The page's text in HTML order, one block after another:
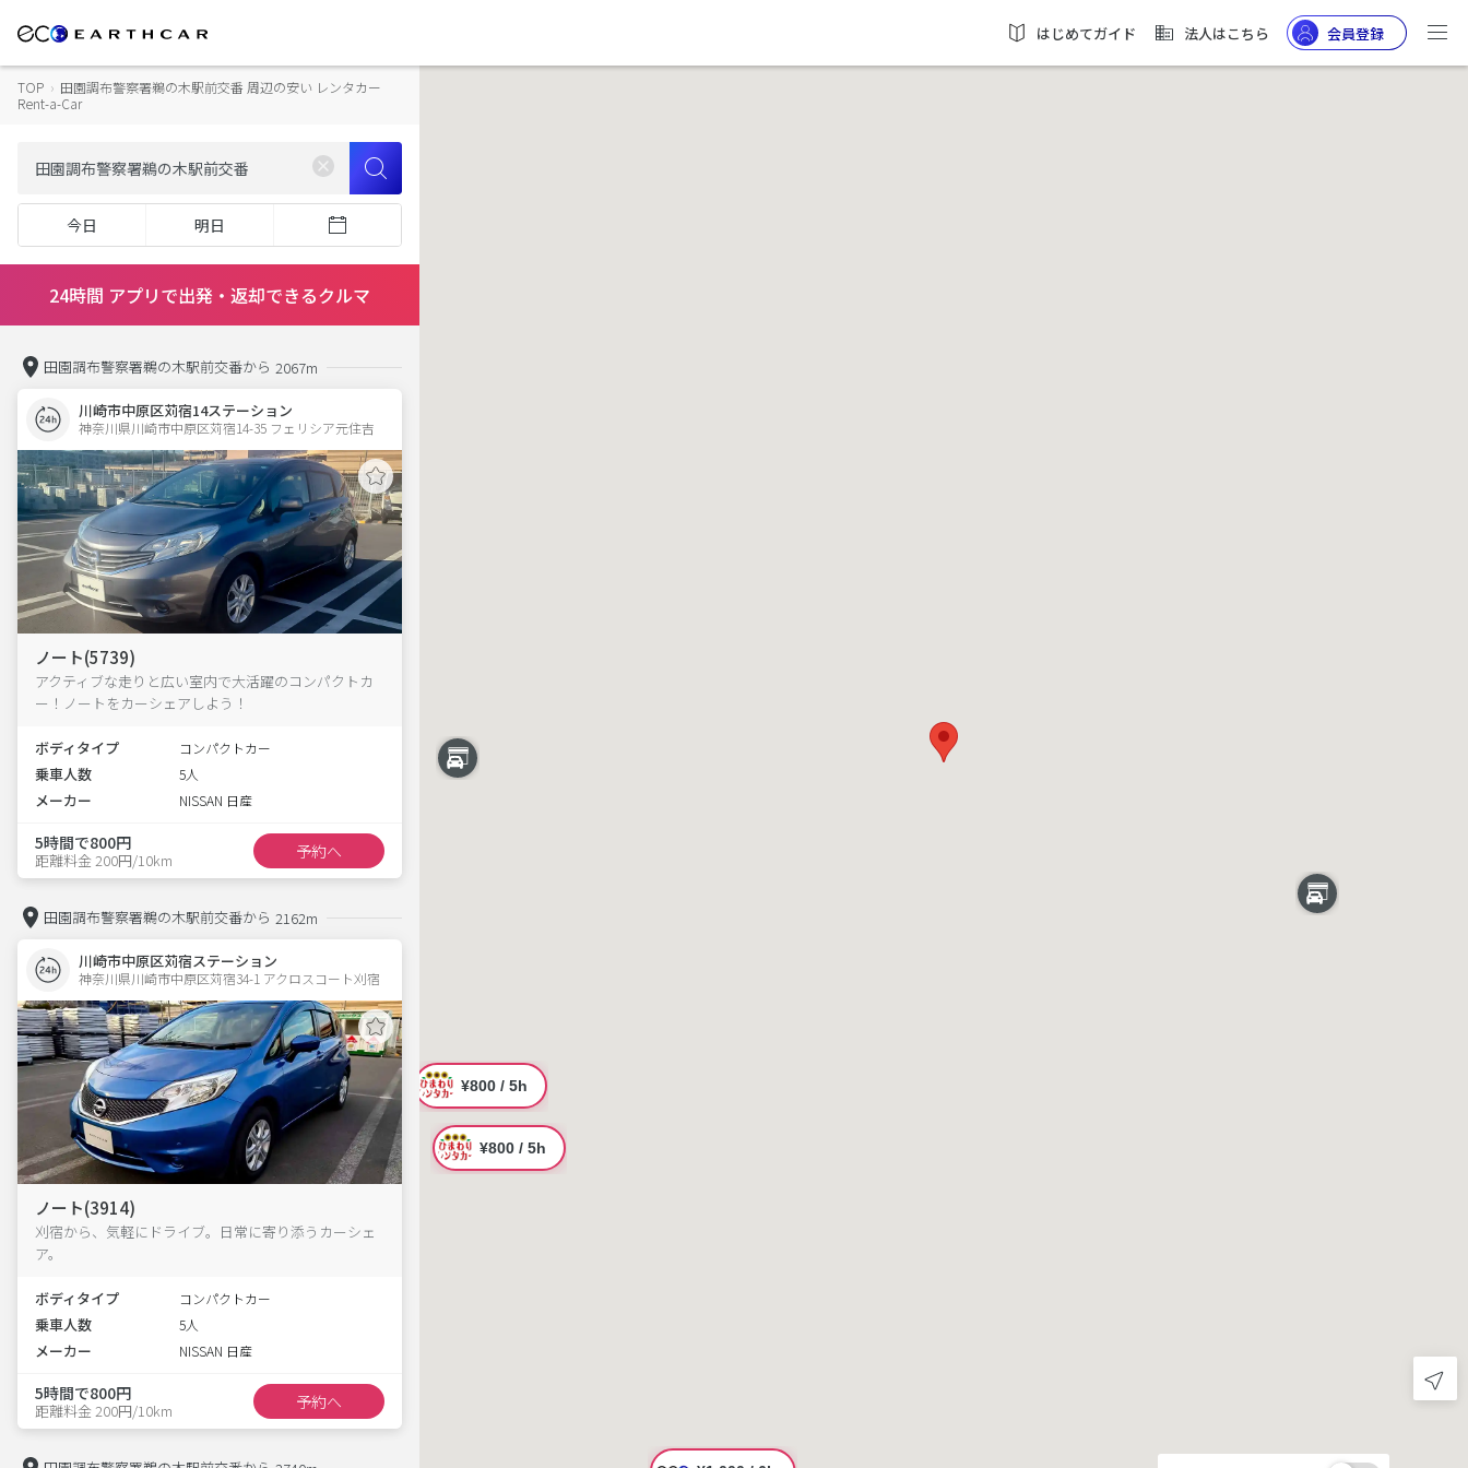
はじめてガイド 法人はこちら 会員登録
TOP › 田園調布警察署鵜の木駅前交番 周辺の安い レンタカー
Rent-a-Car
今日 明日
24時間 アプリで出発・返却できるクルマ
田園調布警察署鵜の木駅前交番から 2067m
川崎市中原区苅宿14ステーション
神奈川県川崎市中原区苅宿14-35 フェリシア元住吉
ノート(5739)
アクティブな走りと広い室内で大活躍のコンパクトカ
ー！ノートをカーシェアしよう！
ボディタイプ コンパクトカー
乗車人数 5人
メーカー NISSAN 日産
5時間で800円
距離料金 200円/10km 予約へ
田園調布警察署鵜の木駅前交番から 2162m
川崎市中原区苅宿ステーション
神奈川県川崎市中原区苅宿34-1 アクロスコート刈宿
ノート(3914)
刈宿から、気軽にドライブ。日常に寄り添うカーシェ
ア。
ボディタイプ コンパクトカー
乗車人数 5人
メーカー NISSAN 日産
5時間で800円
距離料金 200円/10km 予約へ